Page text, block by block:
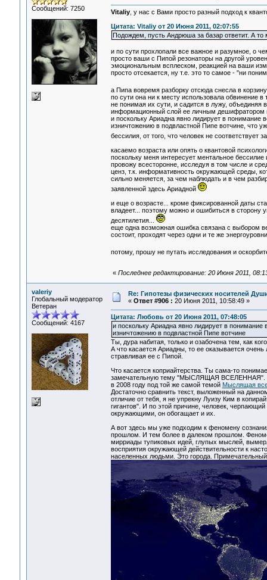
Сообщений: 7250
Vitaliy, у нас с Вами просто разный подход к
Цитата: Vitaliy от 20 Июня 2011, 02:07:55
Подождем, пусть Андрюша за базар ответит. А
и по сути прохлопали все важное и разумное, о
просто ваши с Пипой резонаторы на другой
эмоциональным всплеском, реакцией на ваши
просто отсекается, ну т.е. это то самое - "ни
а Пипа вовремя разборку отсюда снесла в
по сути она ни к месту использовала обвинение
не понимая их сути, и садится в лужу, объединяя
информационный слой ее личным дешифратором
и поскольку Ариадна явно лидирует в понимание
изничтожению в подвластной Пипе вотчине, что
бессилия, от того, что человек не
касаемо возраста или опять о квантовой
поскольку меня интересует ментальное
провожу всесторонне, исследуя в том числе и
ценз, т.к. информативность окружающей среды,
сильно меняется, за чем наблюдать и в чем
заявленной здесь Ариадной
и еще о возрасте... кроме фиксированной даты
владеет... поэтому можно и ошибиться в сторону
десятилетия...
еще одна возможная ошибка связана с выбором
состоит, проходят через одни и те же
потому, прошу не путать исследования и
« Последнее редактирование: 20 Июня 2011,
valeriy
Глобальный модератор
Ветеран
Сообщений: 4167
Re: Гипотезы физических носителей
« Ответ #906 : 20 Июня 2011, 10:58:49 »
Цитата: Любовь от 20 Июня 2011, 07:48:05
и поскольку Ариадна явно лидирует в
изничтожению в подвластной Пипе вотчине
Ты, дура набитая, только и озабочена тем, как
А что касается Ариадны, то ее оказывается
стравливая ее с Пипой.
Что касается коприайтерства. Ты сама-то
замечательную тему "МЫСЛЯЩАЯ ВСЕЛЕННАЯ".
в 2008 году под той же самой темой Мыслящая
Достаточно сравнить текст, выложенный на
отличие от тебя, я не упрекну Луизу Ким в
гигантов". И по этой причине, человек,
окружающими, он обогащает и их.
А вот здесь мы уже подходим к феномену
прошлом. И тем более в далеком прошлом.
мирриады тупиковых идей, глупых мыслей,
восприятия окружающей действительности к
населенных людьми. Это города.